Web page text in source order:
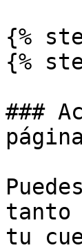
{%
{%
###
tanto
tu